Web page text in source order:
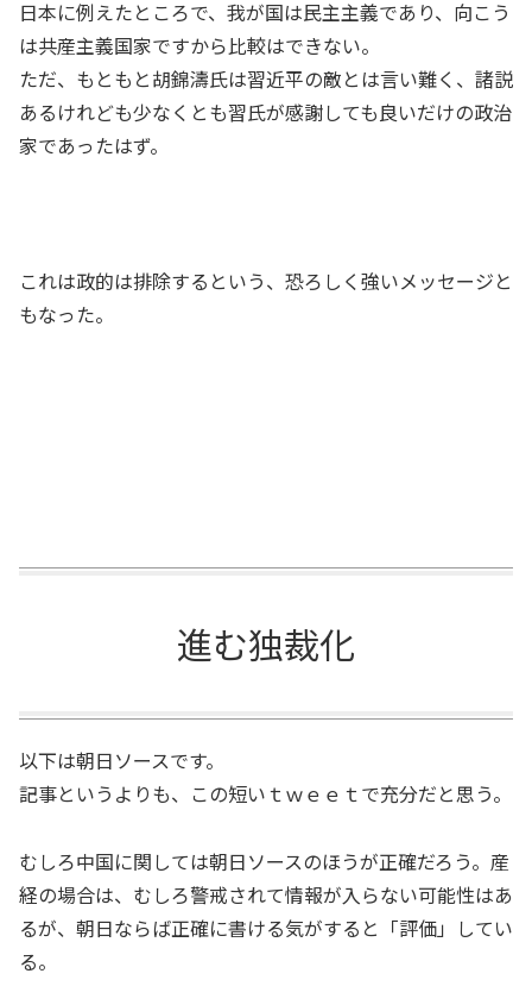
日本に例えたところで、我が国は民主主義であり、向こう
は共産主義国家ですから比較はできない。
ただ、もともと胡錦濤氏は習近平の敵とは言い難く、諸説
あるけれども少なくとも習氏が感謝しても良いだけの政治
家であったはず。
これは政的は排除するという、恐ろしく強いメッセージと
もなった。
進む独裁化
以下は朝日ソースです。
記事というよりも、この短いｔｗｅｅｔで充分だと思う。
むしろ中国に関しては朝日ソースのほうが正確だろう。産
経の場合は、むしろ警戒されて情報が入らない可能性はあ
るが、朝日ならば正確に書ける気がすると「評価」してい
る。